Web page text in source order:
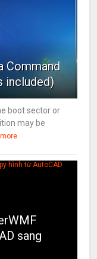
Command
included)
boot sector or
may be
sang